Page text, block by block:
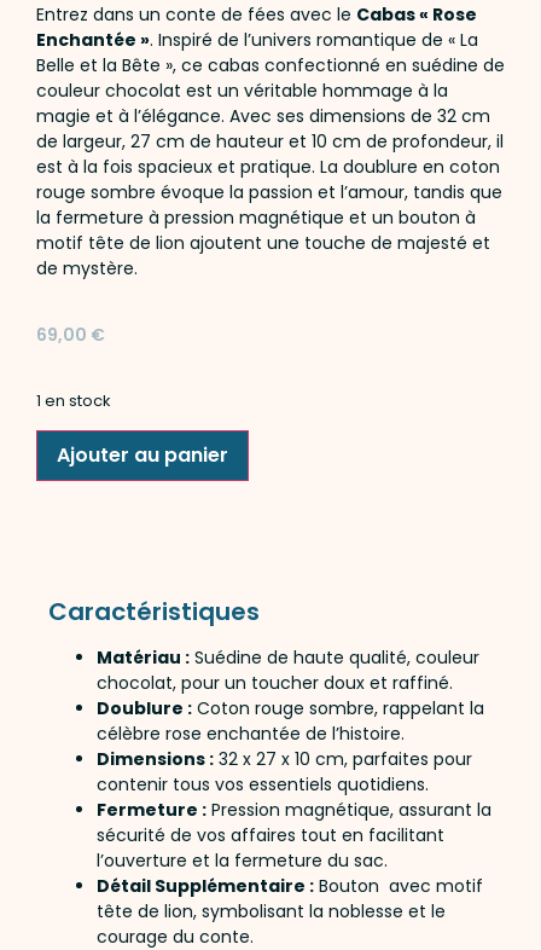
Entrez dans un conte de fées avec le Cabas « Rose
Enchantée ». Inspiré de l’univers romantique de « La
Belle et la Bête », ce cabas confectionné en suédine de
couleur chocolat est un véritable hommage à la
magie et à l’élégance. Avec ses dimensions de 32 cm
de largeur, 27 cm de hauteur et 10 cm de profondeur, il
est à la fois spacieux et pratique. La doublure en coton
rouge sombre évoque la passion et l’amour, tandis que
la fermeture à pression magnétique et un bouton à
motif tête de lion ajoutent une touche de majesté et
de mystère.
69,00 €
1 en stock
Ajouter au panier
Caractéristiques
Matériau : Suédine de haute qualité, couleur
chocolat, pour un toucher doux et raffiné.
Doublure : Coton rouge sombre, rappelant la
célèbre rose enchantée de l’histoire.
Dimensions : 32 x 27 x 10 cm, parfaites pour
contenir tous vos essentiels quotidiens.
Fermeture : Pression magnétique, assurant la
sécurité de vos affaires tout en facilitant
l’ouverture et la fermeture du sac.
Détail Supplémentaire : Bouton avec motif
tête de lion, symbolisant la noblesse et le
courage du conte.